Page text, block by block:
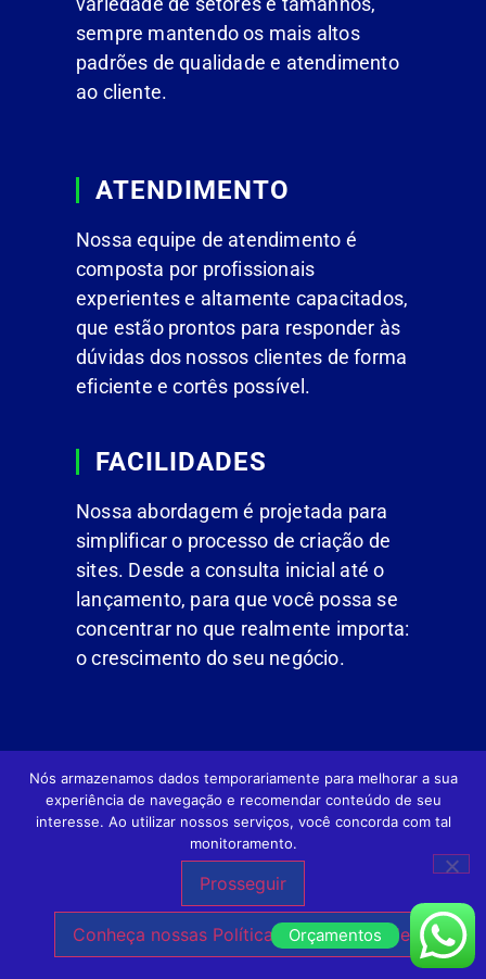
sempre mantendo os mais altos
padrões de qualidade e atendimento
ao cliente.
ATENDIMENTO
Nossa equipe de atendimento é
composta por profissionais
experientes e altamente capacitados,
que estão prontos para responder às
dúvidas dos nossos clientes de forma
eficiente e cortês possível.
FACILIDADES
Nossa abordagem é projetada para
simplificar o processo de criação de
sites. Desde a consulta inicial até o
lançamento, para que você possa se
concentrar no que realmente importa:
o crescimento do seu negócio.
PORTFÓLIO DE CRIAÇÃO DE SITES
Clientes de Criação de Sites
Profissionais e Loja Virtual em
Orçamentos
Nós armazenamos dados temporariamente para melhorar a sua
experiência de navegação e recomendar conteúdo de seu
interesse. Ao utilizar nossos serviços, você concorda com tal
monitoramento.
Prosseguir
Conheça nossas Políticas de Privacidade.